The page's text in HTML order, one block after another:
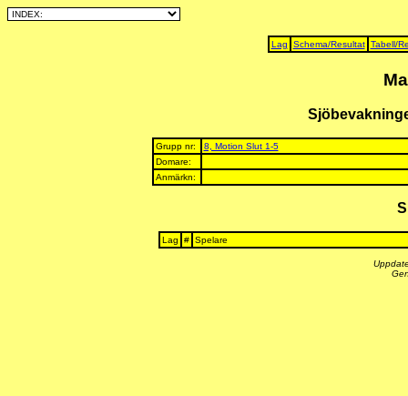
Lag Schema/Resultat Tabell/
Grupp nr:
8, Motion Slut 1-5
Domare:
Anmärkn:
Lag # Spelare